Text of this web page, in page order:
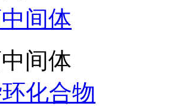
间体
间体
化合物